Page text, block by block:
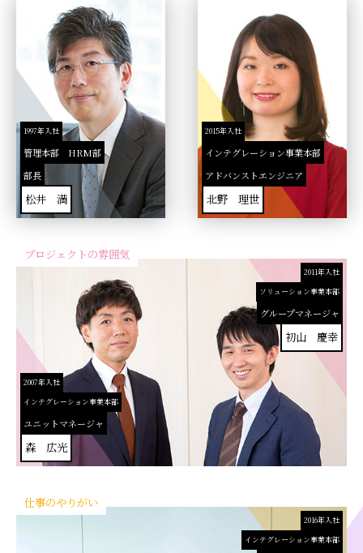
1997年入社
管理本部 HRM部
部長
松井 満
2015年入社
インテグレーション事業本部
アドバンストエンジニア
北野 理世
プロジェクトの雰囲気
2007年入社
インテグレーション事業本部
ユニットマネージャ
森 広光
2011年入社
ソリューション事業本部
グループマネージャ
初山 慶幸
仕事のやりがい
2016年入社
インテグレーション事業本部